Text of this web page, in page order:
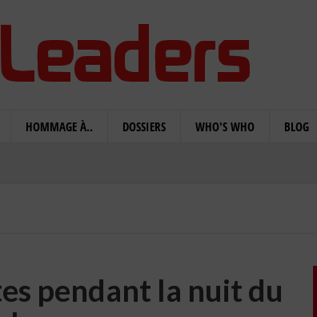
HOMMAGE À.. DOSSIERS WHO'S WHO BLOG
pendant la nuit du